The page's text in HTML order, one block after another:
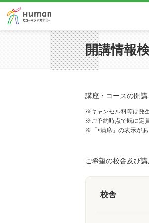
開講情報
講座・コースの開
※キャンセル料等は発
※ご予約時点で既に定
※「×満席」の表示があ
ご希望の校舎及び講
校舎